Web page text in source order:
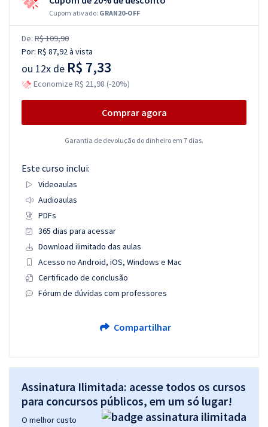
Cupom ativado: GRAN20-OFF
De: R$ 109,90
Por: R$ 87,92à vista
ou 12x de R$ 7,33
Economize R$ 21,98 (-20%)
Comprar agora
Garantia de devolução do dinheiro em 7 dias.
Este curso inclui:
Videoaulas
Audioaulas
PDFs
365 dias para acessar
Download ilimitado das aulas
Acesso no Android, iOS, Windows e Mac
Certificado de conclusão
Fórum de dúvidas com professores
Compartilhar
Assinatura Ilimitada: acesse todos os cursos
para concursos públicos, em um só lugar!
O melhor custo